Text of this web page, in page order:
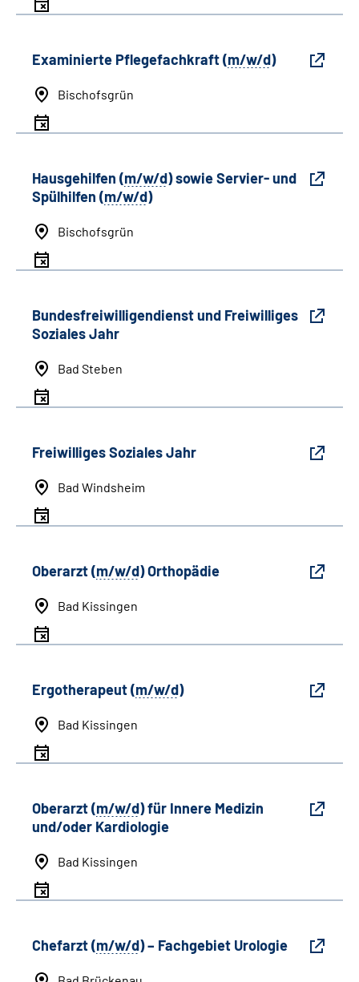
Examinierte Pflegefachkraft (m/w/d)
Bischofsgrün
Hausgehilfen (m/w/d) sowie Servier- und
Spülhilfen (m/w/d)
Bischofsgrün
Bundesfreiwilligendienst und Freiwilliges
Soziales Jahr
Bad Steben
Freiwilliges Soziales Jahr
Bad Windsheim
Oberarzt (m/w/d) Orthopädie
Bad Kissingen
Ergotherapeut (m/w/d)
Bad Kissingen
Oberarzt (m/w/d) für Innere Medizin
und/oder Kardiologie
Bad Kissingen
Chefarzt (m/w/d) – Fachgebiet Urologie